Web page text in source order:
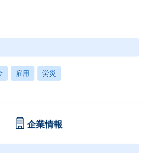
雇用 労災
企業情報